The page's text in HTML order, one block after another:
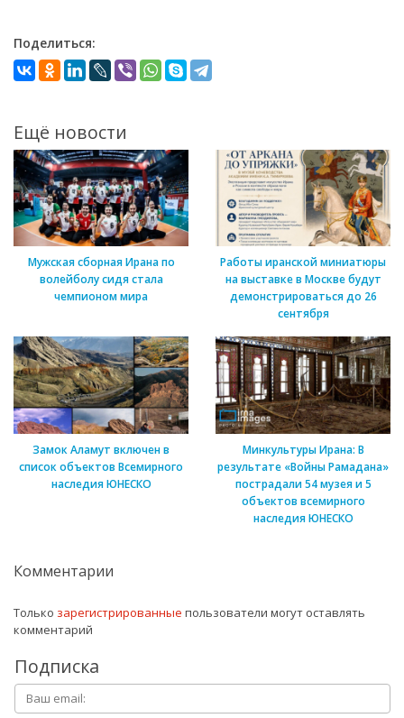
Поделиться:
Ещё новости
Мужская сборная Ирана по
волейболу сидя стала
чемпионом мира
Работы иранской миниатюры
на выставке в Москве будут
демонстрироваться до 26
сентября
Замок Аламут включен в
список объектов Всемирного
наследия ЮНЕСКО
Минкультуры Ирана: В
результате «Войны Рамадана»
пострадали 54 музея и 5
объектов всемирного
наследия ЮНЕСКО
Комментарии
Только зарегистрированные пользователи могут оставлять
комментарий
Подписка